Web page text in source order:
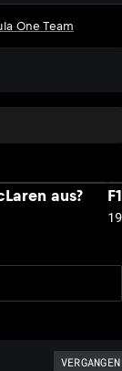
One Team
aus?
VERGANGEN